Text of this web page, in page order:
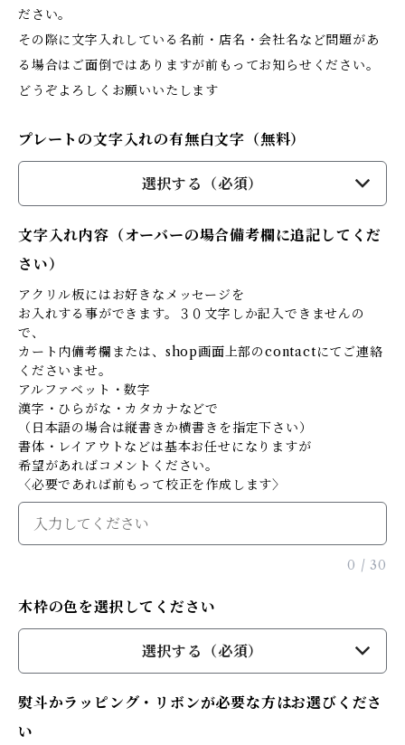
ださい。
その際に文字入れしている名前・店名・会社名など問題があ
る場合はご面倒ではありますが前もってお知らせください。
どうぞよろしくお願いいたします
プレートの文字入れの有無白文字（無料）
選択する（必須）
文字入れ内容（オーバーの場合備考欄に追記してくだ
さい）
アクリル板にはお好きなメッセージを
お入れする事ができます。３０文字しか記入できませんの
で、
カート内備考欄または、shop画面上部のcontactにてご連絡
くださいませ。
アルファベット・数字
漢字・ひらがな・カタカナなどで
（日本語の場合は縦書きか横書きを指定下さい）
書体・レイアウトなどは基本お任せになりますが
希望があればコメントください。
〈必要であれば前もって校正を作成します〉
0 / 30
木枠の色を選択してください
選択する（必須）
熨斗かラッピング・リボンが必要な方はお選びくださ
い